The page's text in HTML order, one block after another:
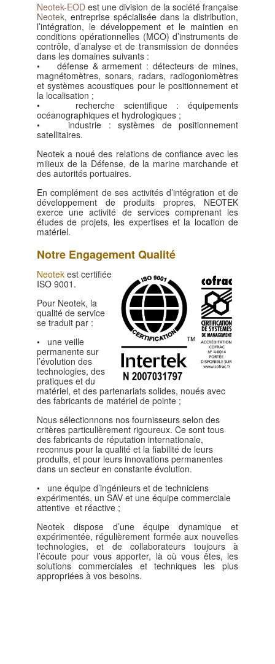
Neotek-EOD est une division de la société française
Neotek, entreprise spécialisée dans la distribution,
l’intégration, le développement et le maintien en
conditions opérationnelles (MCO) d’instruments de
contrôle, d’analyse et de transmission de données
dans les domaines suivants :
• défense & armement : détecteurs de mines,
magnétomètres, sonars, radars, radiogoniomètres
et systèmes acoustiques pour le positionnement et
la localisation ;
• recherche scientifique : équipements
océanographiques et hydrologiques ;
• industrie : systèmes de positionnement
satellitaires.
Neotek a noué des relations de confiance avec les
milieux de la Défense, de la marine marchande et
des autorités portuaires.
En complément de ses activités d’intégration et de
développement de produits propres, NEOTEK
exerce une activité de services comprenant les
études de projets, les expertises et la location de
matériel.
Notre Engagement Qualité
Neotek est certifiée
ISO 9001.
Pour Neotek, la
qualité de service
se traduit par :
• une veille
permanente sur
l’évolution des
technologies, des
pratiques et du
matériel, et des partenariats solides, noués avec
des fabricants de matériel de pointe ;
Nous sélectionnons nos fournisseurs selon des
critères particulièrement rigoureux. Ce sont tous
des fabricants de réputation internationale,
reconnus pour la qualité et la fiabilité de leurs
produits, et pour leurs innovations permanentes
dans un secteur en constante évolution.
• une équipe d’ingénieurs et de techniciens
expérimentés, un SAV et une équipe commerciale
attentive et réactive ;
Neotek dispose d’une équipe dynamique et
expérimentée, régulièrement formée aux nouvelles
technologies, et de collaborateurs toujours à
l’écoute pour vous apporter, là où vous êtes, les
solutions commerciales et techniques les plus
appropriées à vos besoins.